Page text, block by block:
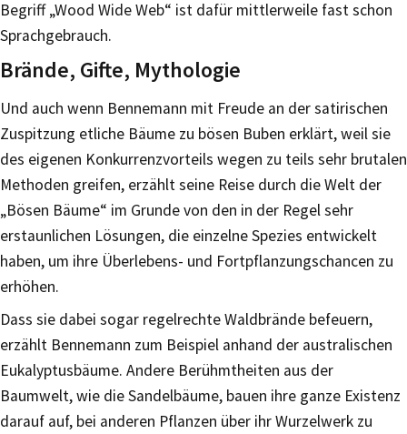
Begriff „Wood Wide Web“ ist dafür mittlerweile fast schon
Sprachgebrauch.
Brände, Gifte, Mythologie
Und auch wenn Bennemann mit Freude an der satirischen
Zuspitzung etliche Bäume zu bösen Buben erklärt, weil sie
des eigenen Konkurrenzvorteils wegen zu teils sehr brutalen
Methoden greifen, erzählt seine Reise durch die Welt der
„Bösen Bäume“ im Grunde von den in der Regel sehr
erstaunlichen Lösungen, die einzelne Spezies entwickelt
haben, um ihre Überlebens- und Fortpflanzungschancen zu
erhöhen.
Dass sie dabei sogar regelrechte Waldbrände befeuern,
erzählt Bennemann zum Beispiel anhand der australischen
Eukalyptusbäume. Andere Berühmtheiten aus der
Baumwelt, wie die Sandelbäume, bauen ihre ganze Existenz
darauf auf, bei anderen Pflanzen über ihr Wurzelwerk zu